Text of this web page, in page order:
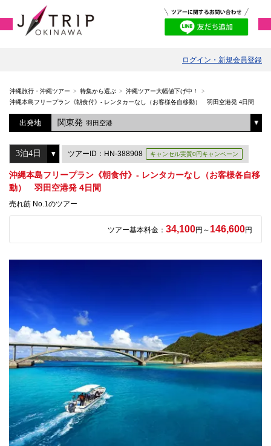
ログイン・新規会員登録
沖縄旅行・沖縄ツアー 特集から選ぶ
沖縄ツアー大幅値下げ中！
沖縄本島フリープラン《朝食付》- レンタカーなし（お客様各自移動） 羽田空港発 4日間
出発地 関東発 羽田空港
ツアーID：HN-388908 キャンセル実質0円キャンペーン
沖縄本島フリープラン《朝食付》- レンタカーなし（お客様各自移
動） 羽田空港発 4日間
売れ筋 No.1のツアー
ツアー基本料金： 34,100円～ 146,600円